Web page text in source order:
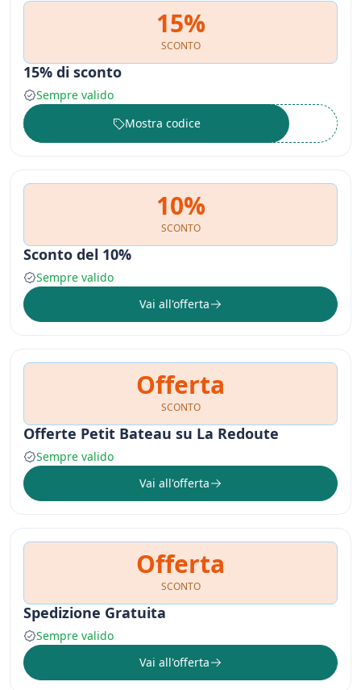
15%
SCONTO
15% di sconto
Sempre valido
••••••
Mostra codice
10%
SCONTO
Sconto del 10%
Sempre valido
Vai all'offerta
Offerta
SCONTO
Offerte Petit Bateau su La Redoute
Sempre valido
Vai all'offerta
Offerta
SCONTO
Spedizione Gratuita
Sempre valido
Vai all'offerta